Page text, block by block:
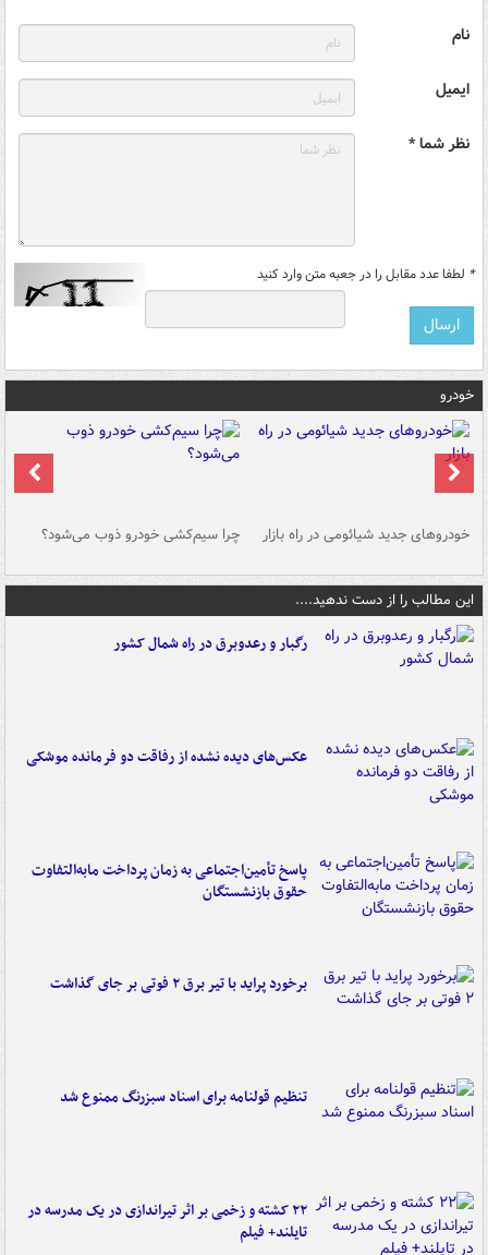
نام
ایمیل
نظر شما *
* لطفا عدد مقابل را در جعبه متن وارد کنید
خودرو
خودروهای جدید شیائومی در راه بازار چرا سیم‌کشی خودرو ذوب می‌شود؟
این مطالب را از دست ندهید....
رگبار و رعدوبرق در راه شمال کشور
عکس‌های دیده نشده از رفاقت دو فرمانده‌ موشکی
پاسخ تأمین‌اجتماعی به زمان پرداخت مابه‌التفاوت
حقوق بازنشستگان
برخورد پراید با تیر برق ۲ فوتی بر جای گذاشت
تنظیم قولنامه برای اسناد سبزرنگ ممنوع شد
۲۲ کشته و زخمی بر اثر تیراندازی در یک مدرسه در
تایلند+ فیلم